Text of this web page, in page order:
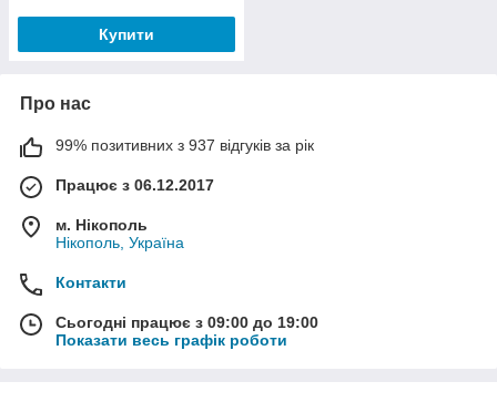
Купити
Про нас
99% позитивних з 937 відгуків за рік
Працює з 06.12.2017
м. Нікополь
Нікополь, Україна
Контакти
Сьогодні працює з 09:00 до 19:00
Показати весь графік роботи